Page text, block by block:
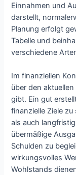
Einnahmen und
darstellt,
Planung erfolgt
Tabelle und
verschiedene
Im finanziellen
über den
gibt. Ein gut
finanzielle Ziele
als auch
übermäßige
Schulden zu
wirkungsvolles
Wohlstands